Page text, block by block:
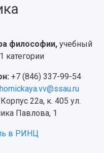
университет?
деятельность
философии, учебный
категории
+7 (846) 337-99-54
Корпус 22а, к. 405 ул.
Павлова, 1
в РИНЦ